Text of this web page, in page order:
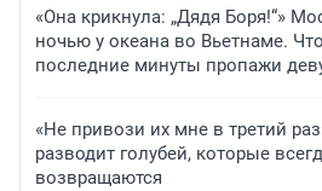
«Она крикнула: „Дядя Боря!“»
ночью у океана во Вьетнаме.
последние минуты пропажи
«Не привози их мне в третий
разводит голубей, которые
возвращаются